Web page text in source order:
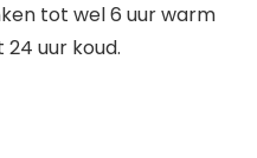
tot wel 6 uur warm
uur koud.